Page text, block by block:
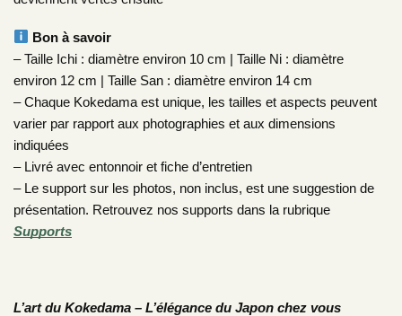
Bon à savoir
– Taille Ichi : diamètre environ 10 cm | Taille Ni : diamètre
environ 12 cm | Taille San : diamètre environ 14 cm
– Chaque Kokedama est unique, les tailles et aspects peuvent
varier par rapport aux photographies et aux dimensions
indiquées
– Livré avec entonnoir et fiche d’entretien
– Le support sur les photos, non inclus, est une suggestion de
présentation. Retrouvez nos supports dans la rubrique
Supports
L’art du Kokedama – L’élégance du Japon chez vous